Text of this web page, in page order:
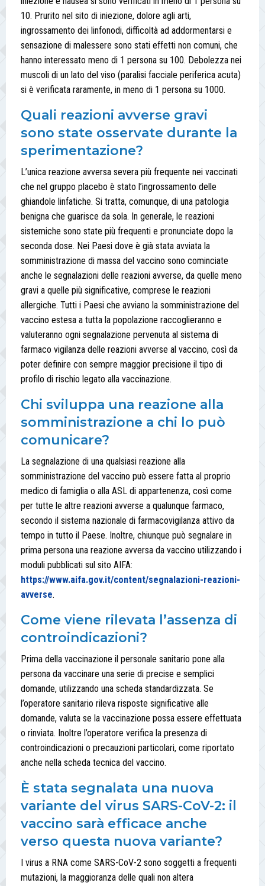
10. Prurito nel sito di iniezione, dolore agli arti,
ingrossamento dei linfonodi, difficoltà ad addormentarsi e
sensazione di malessere sono stati effetti non comuni, che
hanno interessato meno di 1 persona su 100. Debolezza nei
muscoli di un lato del viso (paralisi facciale periferica acuta)
si è verificata raramente, in meno di 1 persona su 1000.
Quali reazioni avverse gravi
sono state osservate durante la
sperimentazione?
L’unica reazione avversa severa più frequente nei vaccinati
che nel gruppo placebo è stato l’ingrossamento delle
ghiandole linfatiche. Si tratta, comunque, di una patologia
benigna che guarisce da sola. In generale, le reazioni
sistemiche sono state più frequenti e pronunciate dopo la
seconda dose. Nei Paesi dove è già stata avviata la
somministrazione di massa del vaccino sono cominciate
anche le segnalazioni delle reazioni avverse, da quelle meno
gravi a quelle più significative, comprese le reazioni
allergiche. Tutti i Paesi che avviano la somministrazione del
vaccino estesa a tutta la popolazione raccoglieranno e
valuteranno ogni segnalazione pervenuta al sistema di
farmaco vigilanza delle reazioni avverse al vaccino, così da
poter definire con sempre maggior precisione il tipo di
profilo di rischio legato alla vaccinazione.
Chi sviluppa una reazione alla
somministrazione a chi lo può
comunicare?
La segnalazione di una qualsiasi reazione alla
somministrazione del vaccino può essere fatta al proprio
medico di famiglia o alla ASL di appartenenza, così come
per tutte le altre reazioni avverse a qualunque farmaco,
secondo il sistema nazionale di farmacovigilanza attivo da
tempo in tutto il Paese. Inoltre, chiunque può segnalare in
prima persona una reazione avversa da vaccino utilizzando i
moduli pubblicati sul sito AIFA:
https://www.aifa.gov.it/content/segnalazioni-reazioni-
avverse.
Come viene rilevata l’assenza di
controindicazioni?
Prima della vaccinazione il personale sanitario pone alla
persona da vaccinare una serie di precise e semplici
domande, utilizzando una scheda standardizzata. Se
l’operatore sanitario rileva risposte significative alle
domande, valuta se la vaccinazione possa essere effettuata
o rinviata. Inoltre l’operatore verifica la presenza di
controindicazioni o precauzioni particolari, come riportato
anche nella scheda tecnica del vaccino.
È stata segnalata una nuova
variante del virus SARS-CoV-2: il
vaccino sarà efficace anche
verso questa nuova variante?
I virus a RNA come SARS-CoV-2 sono soggetti a frequenti
mutazioni, la maggioranza delle quali non altera